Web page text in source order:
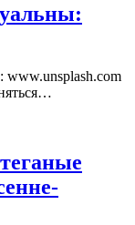
www.unsplash.com